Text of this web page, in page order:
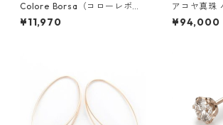
Colore Borsa（コローレボル
サ） メモパッド ブラック MG
-008
¥11,970
アコヤ真珠
イエローゴ
ック ピアス
¥94,000